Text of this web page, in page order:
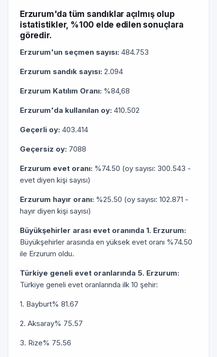
Erzurum'da tüm sandıklar açılmış olup
istatistikler, %100 elde edilen sonuçlara
göredir.
Erzurum'un seçmen sayısı: 484.753
Erzurum sandık sayısı: 2.094
Erzurum Katılım Oranı: %84,68
Erzurum'da kullanılan oy: 410.502
Geçerli oy: 403.414
Geçersiz oy: 7088
Erzurum evet oranı: %74.50 (oy sayısı: 300.543 -
evet diyen kişi sayısı)
Erzurum hayır oranı: %25.50 (oy sayısı: 102.871 -
hayır diyen kişi sayısı)
Büyükşehirler arası evet oranında 1. Erzurum:
Büyükşehirler arasında en yüksek evet oranı %74.50
ile Erzurum oldu.
Türkiye geneli evet oranlarında 5. Erzurum:
Türkiye geneli evet oranlarında ilk 10 şehir:
1. Bayburt% 81.67
2. Aksaray% 75.57
3. Rize% 75.56